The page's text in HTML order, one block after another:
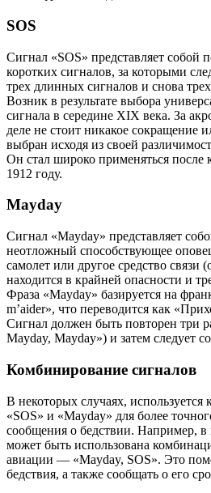
SOS
Сигнал «SOS» представляет собой
коротких сигналов, за которыми
трех длинных сигналов и снова
Возник в результате выбора
сигнала в середине XIX века. За
деле не стоит никакое сокращение
выбран исходя из своей
Он стал широко применяться после
1912 году.
Mayday
Сигнал «Mayday» представляет
неотложный способствующее
самолет или другое средство связи
находится в крайней опасности и
Фраза «Mayday» базируется на
m’aider», что переводится как
Сигнал должен быть повторен три
Mayday, Mayday») и затем следует
Комбинирование сигналов
В некоторых случаях,
«SOS» и «Mayday» для более
сообщения о бедствии. Например, в
может быть использована
авиации — «Mayday, SOS». Это
бедствия, а также сообщать о его